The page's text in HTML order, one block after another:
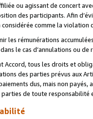
ou agissant de concert
des participants. Afin
comme la violation
les rémunérations
le cas d’annulations ou de
Accord, tous les droits et
des parties prévus aux
dus, mais non
de toute